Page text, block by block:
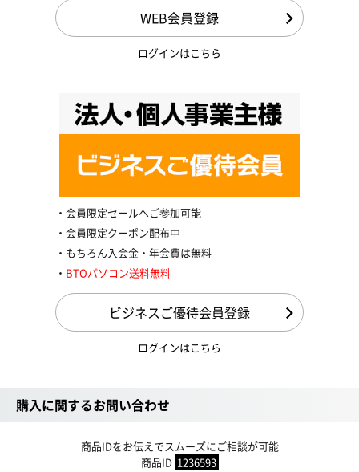
WEB会員登録
ログインはこちら
会員限定セールへご参加可能
会員限定クーポン配布中
もちろん入会金・年会費は無料
BTOパソコン送料無料
ビジネスご優待会員登録
ログインはこちら
購入に関するお問い合わせ
商品IDをお伝えでスムーズにご相談が可能
商品ID 1236593